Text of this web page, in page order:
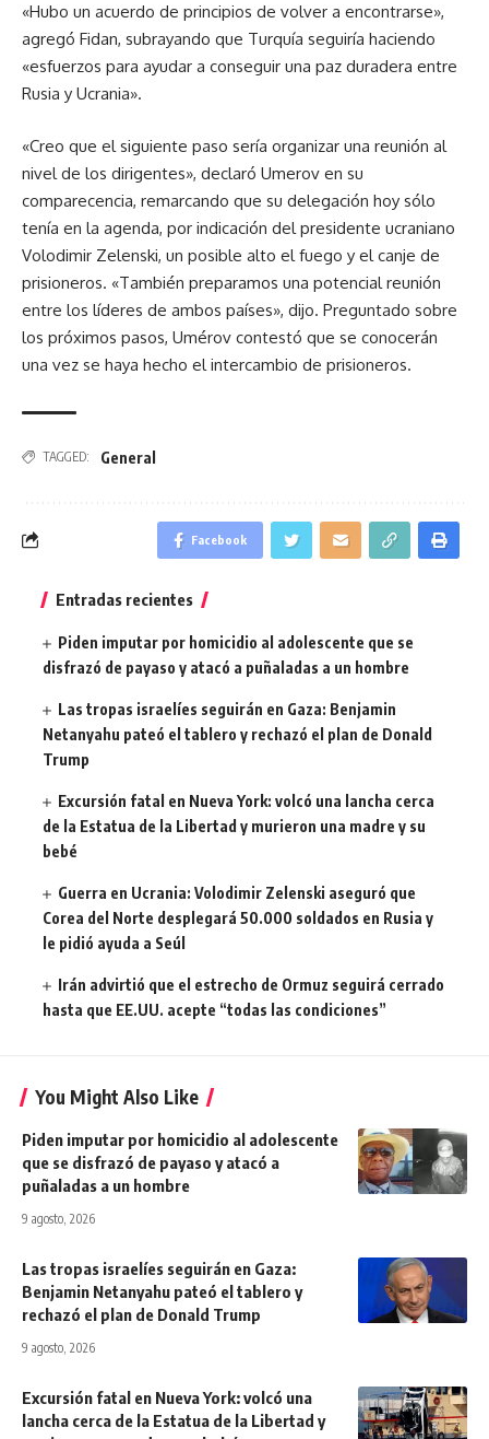
«Hubo un acuerdo de principios de volver a encontrarse»,
agregó Fidan, subrayando que Turquía seguiría haciendo
«esfuerzos para ayudar a conseguir una paz duradera entre
Rusia y Ucrania».
«Creo que el siguiente paso sería organizar una reunión al
nivel de los dirigentes», declaró Umerov en su
comparecencia, remarcando que su delegación hoy sólo
tenía en la agenda, por indicación del presidente ucraniano
Volodimir Zelenski, un posible alto el fuego y el canje de
prisioneros. «También preparamos una potencial reunión
entre los líderes de ambos países», dijo. Preguntado sobre
los próximos pasos, Umérov contestó que se conocerán
una vez se haya hecho el intercambio de prisioneros.
TAGGED: General
Facebook
Entradas recientes
Piden imputar por homicidio al adolescente que se
disfrazó de payaso y atacó a puñaladas a un hombre
Las tropas israelíes seguirán en Gaza: Benjamin
Netanyahu pateó el tablero y rechazó el plan de Donald
Trump
Excursión fatal en Nueva York: volcó una lancha cerca
de la Estatua de la Libertad y murieron una madre y su
bebé
Guerra en Ucrania: Volodimir Zelenski aseguró que
Corea del Norte desplegará 50.000 soldados en Rusia y
le pidió ayuda a Seúl
Irán advirtió que el estrecho de Ormuz seguirá cerrado
hasta que EE.UU. acepte “todas las condiciones”
You Might Also Like
Piden imputar por homicidio al adolescente
que se disfrazó de payaso y atacó a
puñaladas a un hombre
9 agosto, 2026
Las tropas israelíes seguirán en Gaza:
Benjamin Netanyahu pateó el tablero y
rechazó el plan de Donald Trump
9 agosto, 2026
Excursión fatal en Nueva York: volcó una
lancha cerca de la Estatua de la Libertad y